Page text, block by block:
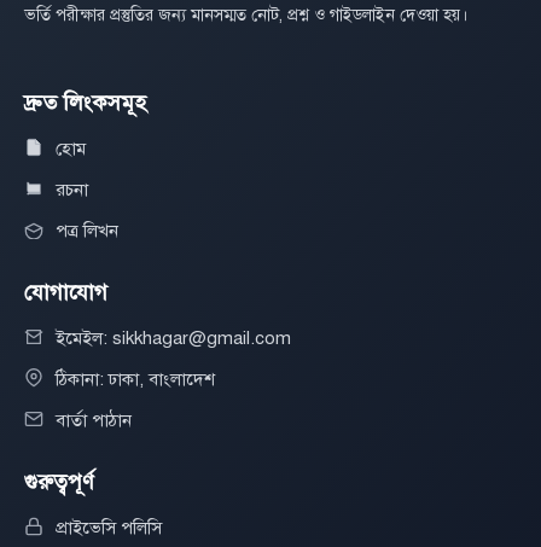
ভর্তি পরীক্ষার প্রস্তুতির জন্য মানসম্মত নোট, প্রশ্ন ও গাইডলাইন দেওয়া হয়।
দ্রুত লিংকসমূহ
হোম
রচনা
পত্র লিখন
যোগাযোগ
ইমেইল: sikkhagar@gmail.com
ঠিকানা: ঢাকা, বাংলাদেশ
বার্তা পাঠান
গুরুত্বপূর্ণ
প্রাইভেসি পলিসি